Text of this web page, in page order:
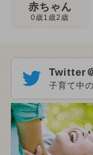
赤ちゃん
0歳1歳2歳
Twitter
子育て中